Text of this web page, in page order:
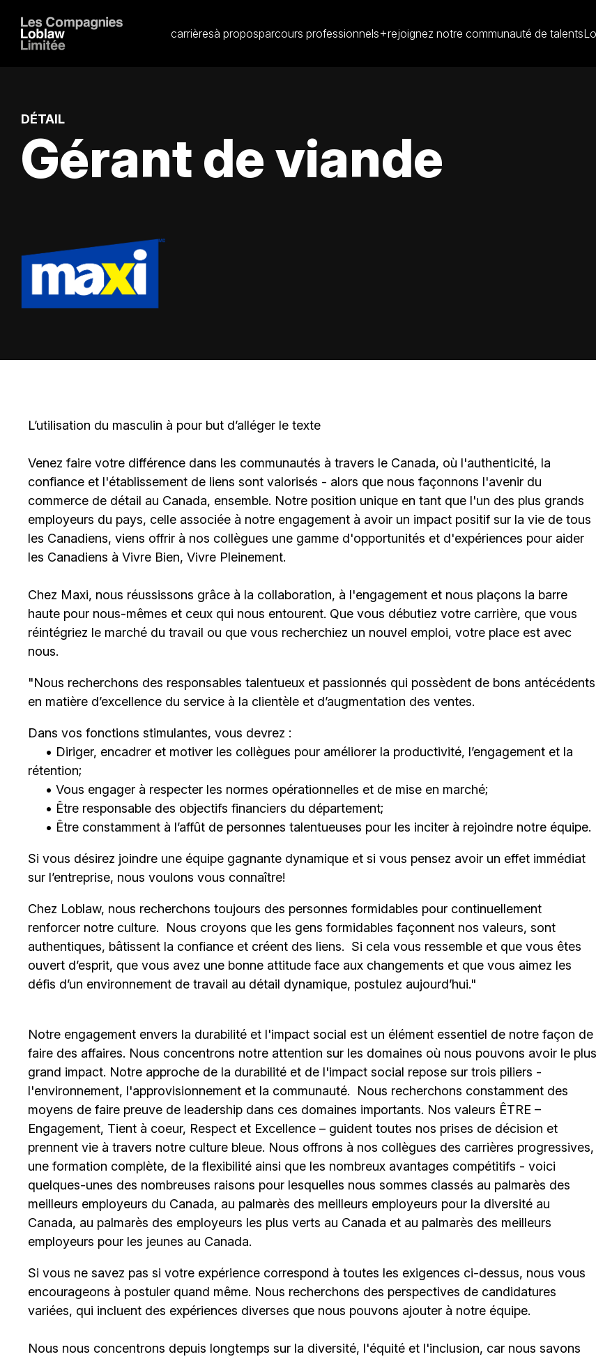
carrièresà proposparcours professionnels rejoignez notre communauté de talents
DÉTAIL
Gérant de viande
L’utilisation du masculin à pour but d’alléger le texte
Venez faire votre différence dans les communautés à travers le Canada, où l'authenticité, la
confiance et l'établissement de liens sont valorisés - alors que nous façonnons l'avenir du
commerce de détail au Canada, ensemble. Notre position unique en tant que l'un des plus grands
employeurs du pays, celle associée à notre engagement à avoir un impact positif sur la vie de tous
les Canadiens, viens offrir à nos collègues une gamme d'opportunités et d'expériences pour aider
les Canadiens à Vivre Bien, Vivre Pleinement.
Chez Maxi, nous réussissons grâce à la collaboration, à l'engagement et nous plaçons la barre
haute pour nous-mêmes et ceux qui nous entourent. Que vous débutiez votre carrière, que vous
réintégriez le marché du travail ou que vous recherchiez un nouvel emploi, votre place est avec
nous.
"Nous recherchons des responsables talentueux et passionnés qui possèdent de bons antécédents
en matière d’excellence du service à la clientèle et d’augmentation des ventes.
Dans vos fonctions stimulantes, vous devrez :
• Diriger, encadrer et motiver les collègues pour améliorer la productivité, l’engagement et la
rétention;
• Vous engager à respecter les normes opérationnelles et de mise en marché;
• Être responsable des objectifs financiers du département;
• Être constamment à l’affût de personnes talentueuses pour les inciter à rejoindre notre équipe.
Si vous désirez joindre une équipe gagnante dynamique et si vous pensez avoir un effet immédiat
sur l’entreprise, nous voulons vous connaître!
Chez Loblaw, nous recherchons toujours des personnes formidables pour continuellement
renforcer notre culture. Nous croyons que les gens formidables façonnent nos valeurs, sont
authentiques, bâtissent la confiance et créent des liens. Si cela vous ressemble et que vous êtes
ouvert d’esprit, que vous avez une bonne attitude face aux changements et que vous aimez les
défis d’un environnement de travail au détail dynamique, postulez aujourd’hui."
Notre engagement envers la durabilité et l'impact social est un élément essentiel de notre façon de
faire des affaires. Nous concentrons notre attention sur les domaines où nous pouvons avoir le plus
grand impact. Notre approche de la durabilité et de l'impact social repose sur trois piliers -
l'environnement, l'approvisionnement et la communauté.
Nous recherchons constamment des
moyens de faire preuve de leadership dans ces domaines importants. Nos valeurs ÊTRE –
Engagement, Tient à coeur, Respect et Excellence – guident toutes nos prises de décision et
prennent vie à travers notre culture bleue. Nous offrons à nos collègues des carrières progressives,
une formation complète, de la flexibilité ainsi que les nombreux avantages compétitifs - voici
quelques-unes des nombreuses raisons pour lesquelles nous sommes classés au palmarès des
meilleurs employeurs du Canada, au palmarès des meilleurs employeurs pour la diversité au
Canada, au palmarès des employeurs les plus verts au Canada et au palmarès des meilleurs
employeurs pour les jeunes au Canada.
Si vous ne savez pas si votre expérience correspond à toutes les exigences ci-dessus, nous vous
encourageons à postuler quand même. Nous recherchons des perspectives de candidatures
variées, qui incluent des expériences diverses que nous pouvons ajouter à notre équipe.
Nous nous concentrons depuis longtemps sur la diversité, l'équité et l'inclusion, car nous savons